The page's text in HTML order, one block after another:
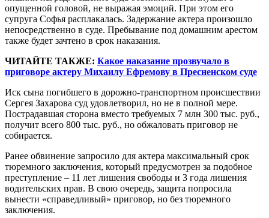
опущенной головой, не выражая эмоций. При этом его
супруга Софья расплакалась. Задержание актера произошло
непосредственно в суде. Пребывание под домашним арестом
также будет зачтено в срок наказания.
ЧИТАЙТЕ ТАКЖЕ: Какое наказание прозвучало в
приговоре актеру Михаилу Ефремову в Пресненском суде
Иск сына погибшего в дорожно-транспортном происшествии
Сергея Захарова суд удовлетворил, но не в полной мере.
Пострадавшая сторона вместо требуемых 7 млн 300 тыс. руб.,
получит всего 800 тыс. руб., но обжаловать приговор не
собирается.
Ранее обвинение запросило для актера максимальный срок
тюремного заключения, который предусмотрен за подобное
преступление – 11 лет лишения свободы и 3 года лишения
водительских прав. В свою очередь, защита попросила
вынести «справедливый» приговор, но без тюремного
заключения.